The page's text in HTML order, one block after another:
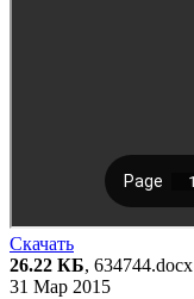
Скачать
26.22 КБ, 634744.docx
31 Мар 2015